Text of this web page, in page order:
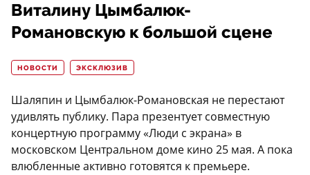
Виталину Цымбалюк-
Романовскую к большой сцене
НОВОСТИ ЭКСКЛЮЗИВ
Шаляпин и Цымбалюк-Романовская не перестают
удивлять публику. Пара презентует совместную
концертную программу «Люди с экрана» в
московском Центральном доме кино 25 мая. А пока
влюбленные активно готовятся к премьере.